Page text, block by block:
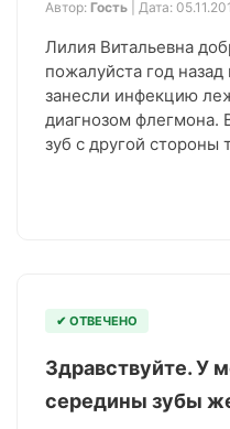
Автор: Гость | Дата:
Лилия Витальевна
пожалуйста год
занесли инфекцию
диагнозом флегмона.
зуб с другой стороны
✔ ОТВЕЧЕНО
Здравствуйте. У
середины зубы